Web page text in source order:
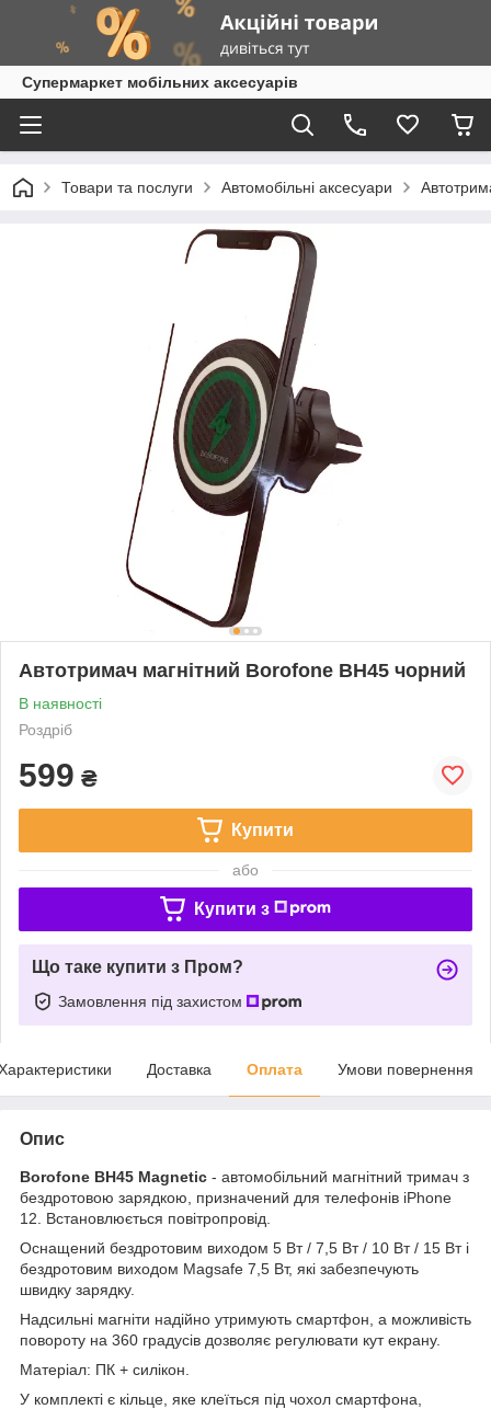
Супермаркет мобільних аксесуарів
Товари та послуги Автомобільні аксесуари
Автотримач магнітний Borofone BH45 чорний
В наявності
Роздріб
599 ₴
Купити
або
Купити з
Що таке купити з Пром?
Замовлення під захистом
Доставка Оплата Умови повернення
Опис
Borofone BH45 Magnetic - автомобільний магнітний тримач з
бездротовою зарядкою, призначений для телефонів iPhone
12. Встановлюється повітропровід.
Оснащений бездротовим виходом 5 Вт / 7,5 Вт / 10 Вт / 15 Вт і
бездротовим виходом Magsafe 7,5 Вт, які забезпечують
швидку зарядку.
Надсильні магніти надійно утримують смартфон, а можливість
повороту на 360 градусів дозволяє регулювати кут екрану.
Матеріал: ПК + силікон.
У комплекті є кільце, яке клеїться під чохол смартфона,